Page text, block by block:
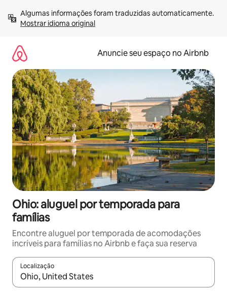
para
Mostrar idioma original
Anuncie seu espaço no Airbnb
Ohio: aluguel por temporada para
famílias
Encontre aluguel por temporada de acomodações
incríveis para famílias no Airbnb e faça sua reserva
Localização
Quando os resultados estiverem disponíveis, explore-os